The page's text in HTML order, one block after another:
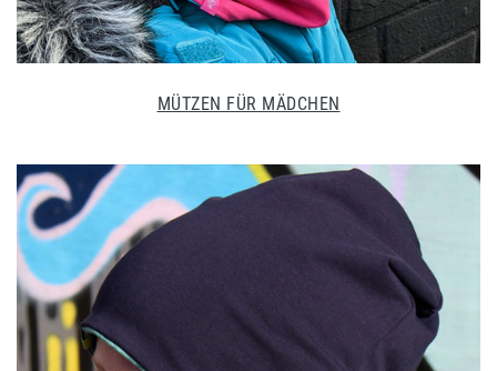
MÜTZEN FÜR MÄDCHEN